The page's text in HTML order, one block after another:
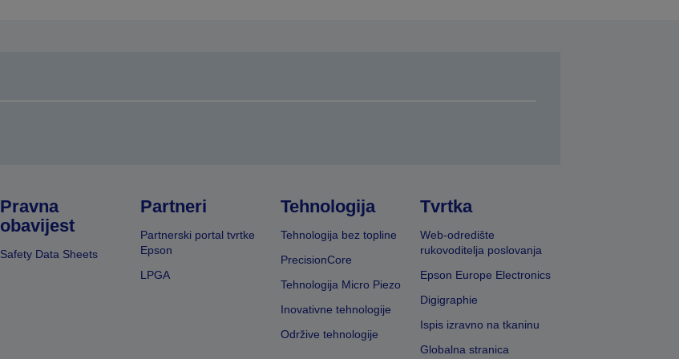
Pravna
obavijest
Safety Data Sheets
Partneri
Partnerski portal tvrtke
Epson
LPGA
Tehnologija
Tehnologija bez topline
PrecisionCore
Tehnologija Micro Piezo
Inovativne tehnologije
Održive tehnologije
Tvrtka
Web-odredište
rukovoditelja poslovanja
Epson Europe Electronics
Digigraphie
Ispis izravno na tkaninu
Globalna stranica